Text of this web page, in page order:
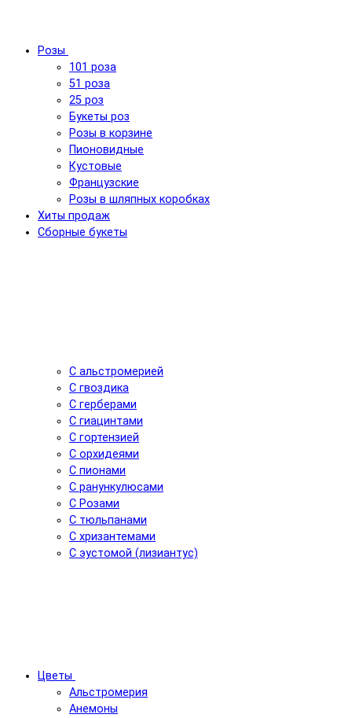
Розы
101 роза
51 роза
25 роз
Букеты роз
Розы в корзине
Пионовидные
Кустовые
Французские
Розы в шляпных коробках
Хиты продаж
Сборные букеты
С альстромерией
С гвоздика
С герберами
С гиацинтами
С гортензией
С орхидеями
С пионами
С ранункулюсами
С Розами
С тюльпанами
С хризантемами
С эустомой (лизиантус)
Цветы
Альстромерия
Анемоны